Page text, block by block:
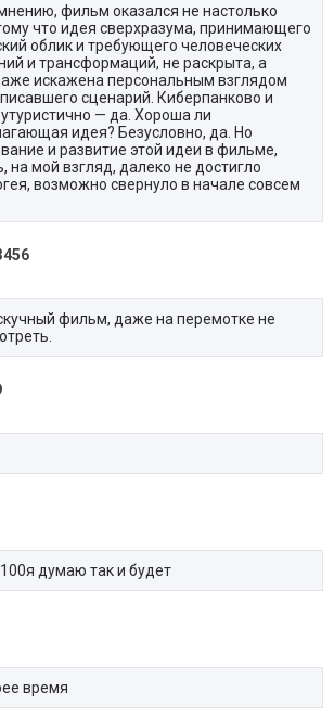
фильм оказался не настолько
что идея сверхразума, принимающего
облик и требующего человеческих
и трансформаций, не раскрыта, а
искажена персональным взглядом
сценарий. Киберпанково и
— да. Хороша ли
идея? Безусловно, да. Но
и развитие этой идеи в фильме,
на мой взгляд, далеко не достигло
возможно свернуло в начале совсем
фильм, даже на перемотке не
думаю так и будет
время